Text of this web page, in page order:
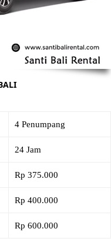
4 Penumpang
24 Jam
Rp 375.000
Rp 400.000
Rp 600.000